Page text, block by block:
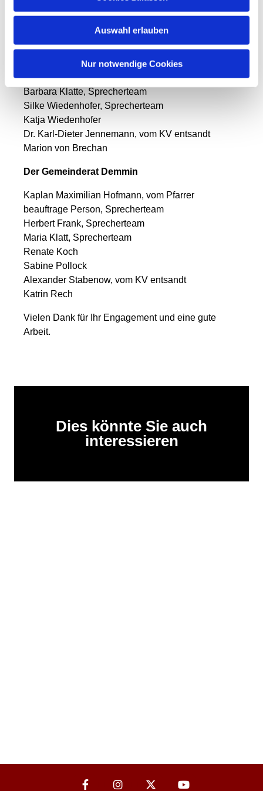
Auswahl erlauben
Nur notwendige Cookies
Gabriele Settegast
Antonia Suske
Pfarrer Berhard Scholtz, vom Pfarrer beauftrage
Person, Sprecherteam
Barbara Klatte, Sprecherteam
Silke Wiedenhofer, Sprecherteam
Katja Wiedenhofer
Dr. Karl-Dieter Jennemann, vom KV entsandt
Marion von Brechan
Der Gemeinderat Demmin
Kaplan Maximilian Hofmann, vom Pfarrer
beauftrage Person, Sprecherteam
Herbert Frank, Sprecherteam
Maria Klatt, Sprecherteam
Renate Koch
Sabine Pollock
Alexander Stabenow, vom KV entsandt
Katrin Rech
Vielen Dank für Ihr Engagement und eine gute
Arbeit.
Dies könnte Sie auch
interessieren